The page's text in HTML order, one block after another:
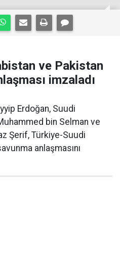
ve Pakistan
imzaladı
Erdoğan, Suudi
bin Selman ve
Şerif, Türkiye-Suudi
anlaşmasını